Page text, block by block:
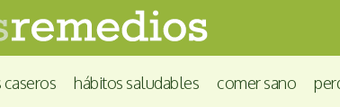
hábitos saludables comer sano